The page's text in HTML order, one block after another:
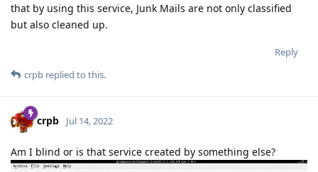
that by using this service, Junk Mails are not only classified
but also cleaned up.
Reply
crpb replied to this.
crpb Jul 14, 2022
Am I blind or is that service created by something else?